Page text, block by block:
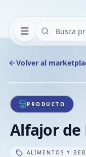
Volver al
1/1
PRODUCTO
Alfajor de
ALIMENTOS Y